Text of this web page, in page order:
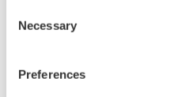
Selection
Necessary
Preferences
über einen einkristallinen
oder Dampfströmen